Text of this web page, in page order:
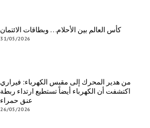
كأس العالم بين الأحلام… وبطاقات الائتمان
31/05/2026
من هدير المحرك إلى مقبس الكهرباء: فيراري
اكتشفت أن الكهرباء أيضاً تستطيع ارتداء ربطة
عنق حمراء
26/05/2026